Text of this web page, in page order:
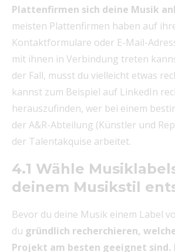
Plattenfirmen sich deine Musik
meisten Plattenfirmen haben auf
Kontaktformulare oder E-Mail-
mit ihnen in Verbindung treten
der Fall, musst du vielleicht etwas
kannst zum Beispiel auf LinkedIn
herauszufinden, wer bei einem
der A&R-Abteilung (Künstler und
der Talentakquise arbeitet.
4.1 Wähle
deinem Musikstil
Bevor du deine Musik einem Label
du gründlich recherchieren,
Projekt am besten geeignet sind.